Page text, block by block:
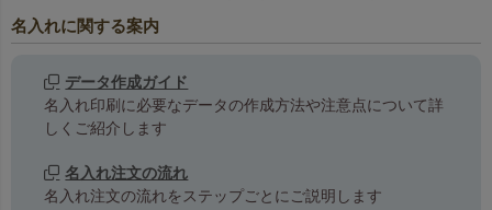
名入れに関する案内
データ作成ガイド
名入れ印刷に必要なデータの作成方法や注意点について詳
しくご紹介します
名入れ注文の流れ
名入れ注文の流れをステップごとにご説明します